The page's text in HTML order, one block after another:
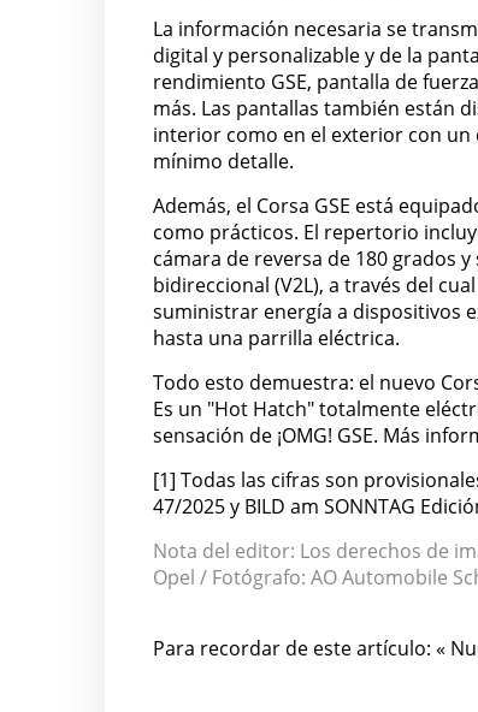
La información necesaria se
digital y personalizable y de la
rendimiento GSE, pantalla de
más. Las pantallas también están
interior como en el exterior con un
mínimo detalle.
Además, el Corsa GSE está
como prácticos. El repertorio
cámara de reversa de 180 grados
bidireccional (V2L), a través del
suministrar energía a dispositivos
hasta una parrilla eléctrica.
Todo esto demuestra: el nuevo
Es un "Hot Hatch" totalmente
sensación de ¡OMG! GSE. Más
[1] Todas las cifras son
47/2025 y BILD am SONNTAG
Nota del editor: Los derechos de
Opel / Fotógrafo: AO Automobile
Para recordar de este artículo: «